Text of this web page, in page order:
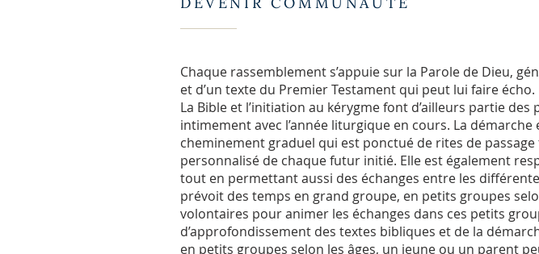
Chaque rassemblement s’appuie sur la Parole de Dieu,
et d’un texte du Premier Testament qui peut lui faire
La Bible et l’initiation au kérygme font d’ailleurs partie
intimement avec l’année liturgique en cours. La
cheminement graduel qui est ponctué de rites de
personnalisé de chaque futur initié. Elle est également
tout en permettant aussi des échanges entre les
prévoit des temps en grand groupe, en petits groupes
volontaires pour animer les échanges dans ces petits
d’approfondissement des textes bibliques et de la
en petits groupes selon les âges, un jeune ou un parent